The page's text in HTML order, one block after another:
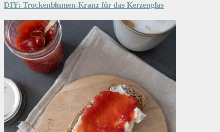
DIY: Trockenblumen-Kranz für das Kerzenglas